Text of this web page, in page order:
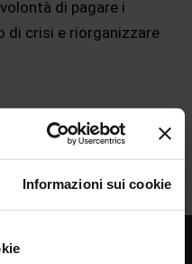
Informazioni sui cookie
di pagare i
di crisi e riorganizzare
J K L
U V W X Y Z